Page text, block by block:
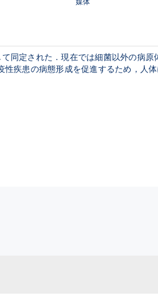
媒体
同定された．現在では細菌以外の病
疾患の病態形成を促進するため，人